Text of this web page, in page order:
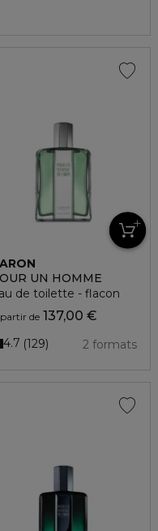
+ format voyage
UN HOMME
de toilette - flacon
de137,00 €
2 formats
4.7 129